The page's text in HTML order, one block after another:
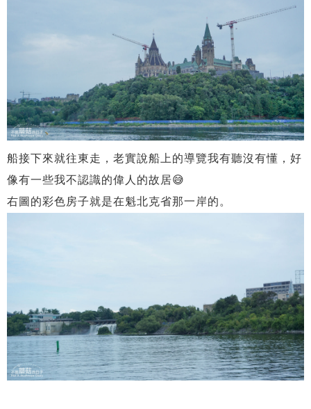
船接下來就往東走，老實說船上的導覽我有聽沒有懂，好
像有一些我不認識的偉人的故居😅
右圖的彩色房子就是在魁北克省那一岸的。